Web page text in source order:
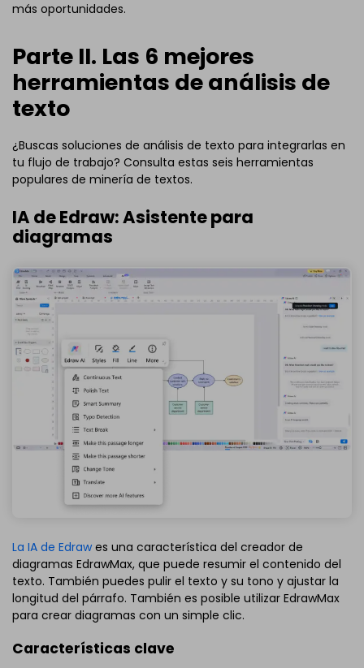
más oportunidades.
Parte II. Las 6 mejores
herramientas de análisis de
texto
¿Buscas soluciones de análisis de texto para integrarlas en
tu flujo de trabajo? Consulta estas seis herramientas
populares de minería de textos.
IA de Edraw: Asistente para
diagramas
La IA de Edrawes una característica del creador de
diagramas EdrawMax, que puede resumir el contenido del
texto. También puedes pulir el texto y su tono y ajustar la
longitud del párrafo. También es posible utilizar EdrawMax
para crear diagramas con un simple clic.
Características clave